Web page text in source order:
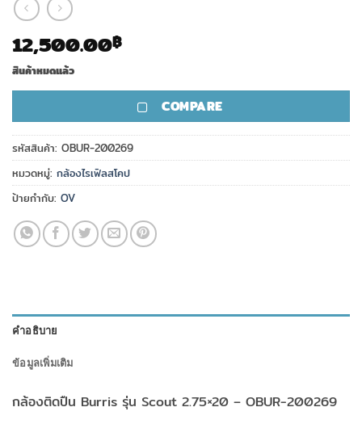
12,500.00฿
สินค้าหมดแล้ว
COMPARE
รหัสสินค้า: OBUR-200269
หมวดหมู่: กล้องไรเฟิลสโคป
ป้ายกำกับ: OV
คำอธิบาย
ข้อมูลเพิ่มเติม
กล้องติดปืน Burris รุ่น Scout 2.75×20 – OBUR-200269